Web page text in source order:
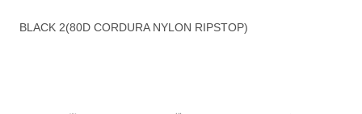
BLACK 2(80D CORDURA NYLON RIPSTOP)